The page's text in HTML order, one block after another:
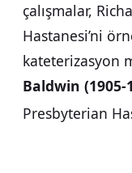
çalışmalar,
Hastanesi’ni
kateterizasyon
Baldwin (1905-
Presbyterian